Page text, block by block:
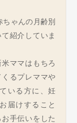
ゃんの月齢別
紹介していま
ママはもちろ
るプレママや
いる方に、妊
届けすること
手伝いをした